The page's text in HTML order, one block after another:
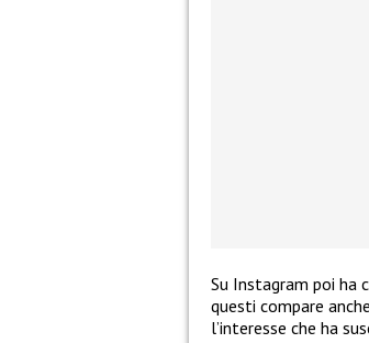
Su Instagram poi ha
questi compare anche
l’interesse che ha